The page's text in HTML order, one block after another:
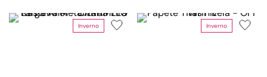
Inverno Inverno